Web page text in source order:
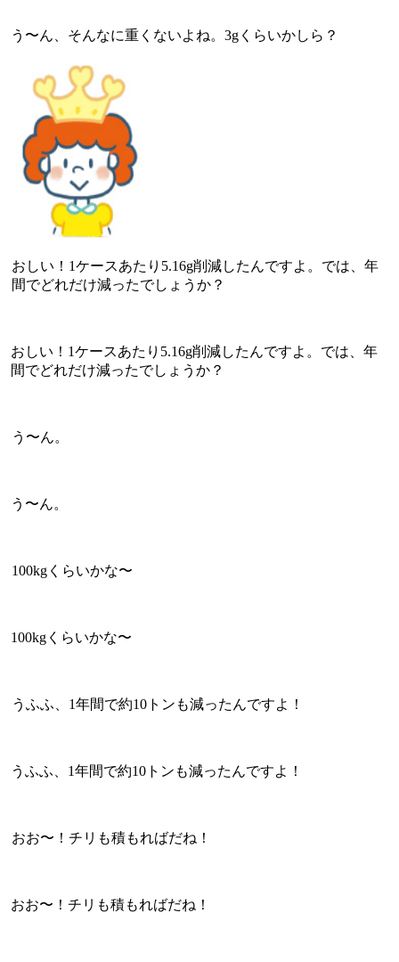
う〜ん、そんなに重くないよね。3gくらいかしら？
おしい！1ケースあたり5.16g削減したんですよ。では、年
間でどれだけ減ったでしょうか？
おしい！1ケースあたり5.16g削減したんですよ。では、年
間でどれだけ減ったでしょうか？
う〜ん。
う〜ん。
100kgくらいかな〜
100kgくらいかな〜
うふふ、1年間で約10トンも減ったんですよ！
うふふ、1年間で約10トンも減ったんですよ！
おお〜！チリも積もればだね！
おお〜！チリも積もればだね！